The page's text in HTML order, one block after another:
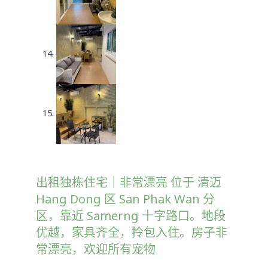
出租独栋住宅｜非常漂亮 位于 清迈
Hang Dong 区 San Phak Wan 分
区，靠近 Samerng 十字路口。地段
优越，家具齐全，拎包入住。房子非
常漂亮，欢迎所有宠物